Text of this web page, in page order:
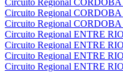
Circuito Regional CORDOBA
Circuito Regional CORDOBA
Circuito Regional CORDOBA
Circuito Regional ENTRE
Circuito Regional ENTRE
Circuito Regional ENTRE
Circuito Regional ENTRE